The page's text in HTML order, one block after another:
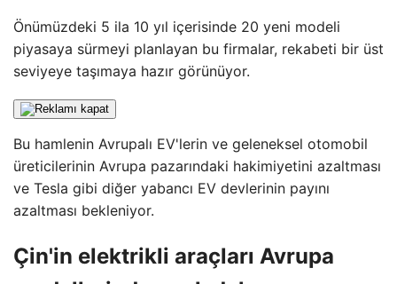
Önümüzdeki 5 ila 10 yıl içerisinde 20 yeni modeli
piyasaya sürmeyi planlayan bu firmalar, rekabeti bir üst
seviyeye taşımaya hazır görünüyor.
Bu hamlenin Avrupalı ​​EV'lerin ve geleneksel otomobil
üreticilerinin Avrupa pazarındaki hakimiyetini azaltması
ve Tesla gibi diğer yabancı EV devlerinin payını
azaltması bekleniyor.
Çin'in elektrikli araçları Avrupa